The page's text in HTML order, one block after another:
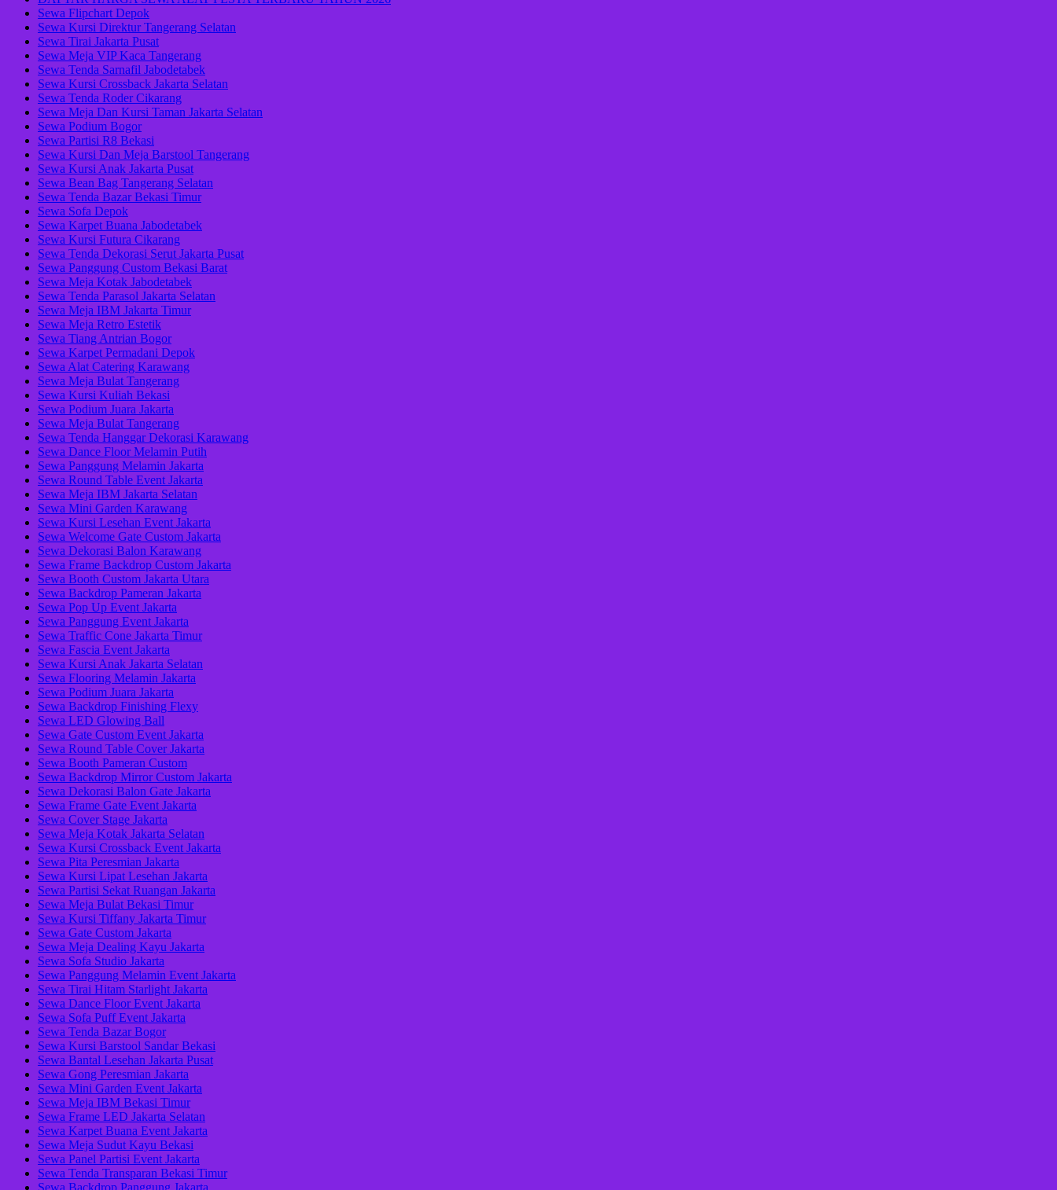
Sewa Flipchart Depok
Sewa Kursi Direktur Tangerang Selatan
Sewa Tirai Jakarta Pusat
Sewa Meja VIP Kaca Tangerang
Sewa Tenda Sarnafil Jabodetabek
Sewa Kursi Crossback Jakarta Selatan
Sewa Tenda Roder Cikarang
Sewa Meja Dan Kursi Taman Jakarta Selatan
Sewa Podium Bogor
Sewa Partisi R8 Bekasi
Sewa Kursi Dan Meja Barstool Tangerang
Sewa Kursi Anak Jakarta Pusat
Sewa Bean Bag Tangerang Selatan
Sewa Tenda Bazar Bekasi Timur
Sewa Sofa Depok
Sewa Karpet Buana Jabodetabek
Sewa Kursi Futura Cikarang
Sewa Tenda Dekorasi Serut Jakarta Pusat
Sewa Panggung Custom Bekasi Barat
Sewa Meja Kotak Jabodetabek
Sewa Tenda Parasol Jakarta Selatan
Sewa Meja IBM Jakarta Timur
Sewa Meja Retro Estetik
Sewa Tiang Antrian Bogor
Sewa Karpet Permadani Depok
Sewa Alat Catering Karawang
Sewa Meja Bulat Tangerang
Sewa Kursi Kuliah Bekasi
Sewa Podium Juara Jakarta
Sewa Meja Bulat Tangerang
Sewa Tenda Hanggar Dekorasi Karawang
Sewa Dance Floor Melamin Putih
Sewa Panggung Melamin Jakarta
Sewa Round Table Event Jakarta
Sewa Meja IBM Jakarta Selatan
Sewa Mini Garden Karawang
Sewa Kursi Lesehan Event Jakarta
Sewa Welcome Gate Custom Jakarta
Sewa Dekorasi Balon Karawang
Sewa Frame Backdrop Custom Jakarta
Sewa Booth Custom Jakarta Utara
Sewa Backdrop Pameran Jakarta
Sewa Pop Up Event Jakarta
Sewa Panggung Event Jakarta
Sewa Traffic Cone Jakarta Timur
Sewa Fascia Event Jakarta
Sewa Kursi Anak Jakarta Selatan
Sewa Flooring Melamin Jakarta
Sewa Podium Juara Jakarta
Sewa Backdrop Finishing Flexy
Sewa LED Glowing Ball
Sewa Gate Custom Event Jakarta
Sewa Round Table Cover Jakarta
Sewa Booth Pameran Custom
Sewa Backdrop Mirror Custom Jakarta
Sewa Dekorasi Balon Gate Jakarta
Sewa Frame Gate Event Jakarta
Sewa Cover Stage Jakarta
Sewa Meja Kotak Jakarta Selatan
Sewa Kursi Crossback Event Jakarta
Sewa Pita Peresmian Jakarta
Sewa Kursi Lipat Lesehan Jakarta
Sewa Partisi Sekat Ruangan Jakarta
Sewa Meja Bulat Bekasi Timur
Sewa Kursi Tiffany Jakarta Timur
Sewa Gate Custom Jakarta
Sewa Meja Dealing Kayu Jakarta
Sewa Sofa Studio Jakarta
Sewa Panggung Melamin Event Jakarta
Sewa Tirai Hitam Starlight Jakarta
Sewa Dance Floor Event Jakarta
Sewa Sofa Puff Event Jakarta
Sewa Tenda Bazar Bogor
Sewa Kursi Barstool Sandar Bekasi
Sewa Bantal Lesehan Jakarta Pusat
Sewa Gong Peresmian Jakarta
Sewa Mini Garden Event Jakarta
Sewa Meja IBM Bekasi Timur
Sewa Frame LED Jakarta Selatan
Sewa Karpet Buana Event Jakarta
Sewa Meja Sudut Kayu Bekasi
Sewa Panel Partisi Event Jakarta
Sewa Tenda Transparan Bekasi Timur
Sewa Backdrop Panggung Jakarta